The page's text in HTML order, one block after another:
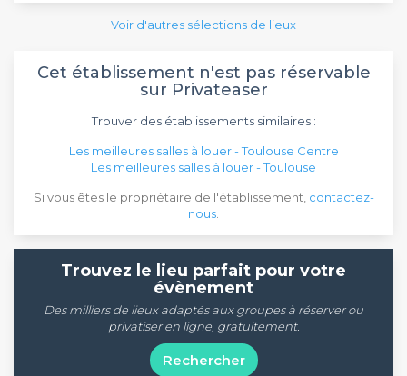
Voir d'autres sélections de lieux
Cet établissement n'est pas réservable
sur Privateaser
Trouver des établissements similaires :
Les meilleures salles à louer - Toulouse Centre
Les meilleures salles à louer - Toulouse
Si vous êtes le propriétaire de l'établissement, contactez-
nous
Trouvez le lieu parfait pour votre
évènement
Des milliers de lieux adaptés aux groupes à réserver ou
privatiser en ligne, gratuitement.
Rechercher